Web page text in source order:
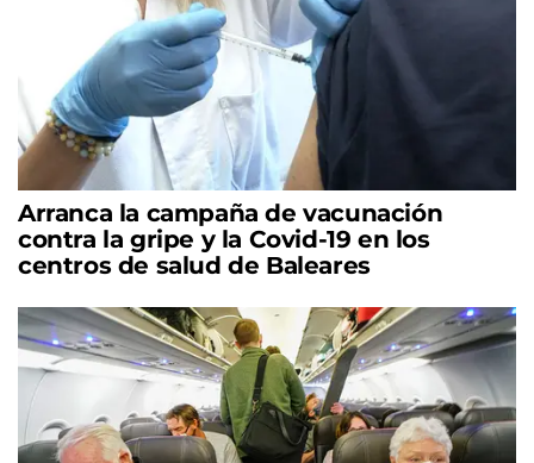
Arranca la campaña de vacunación
contra la gripe y la Covid-19 en los
centros de salud de Baleares